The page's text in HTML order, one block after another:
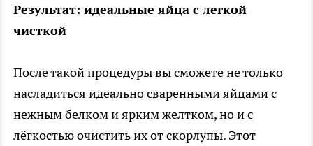
Результат: идеальные яйца с легкой
чисткой
После такой процедуры вы сможете не только
насладиться идеально сваренными яйцами с
нежным белком и ярким желтком, но и с
лёгкостью очистить их от скорлупы. Этот